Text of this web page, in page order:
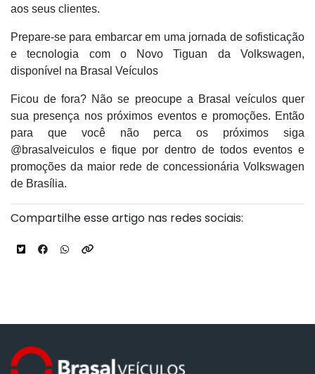
aos seus clientes.
Prepare-se para embarcar em uma jornada de sofisticação
e tecnologia com o Novo Tiguan da Volkswagen,
disponível na Brasal Veículos
Ficou de fora? Não se preocupe a Brasal veículos quer
sua presença nos próximos eventos e promoções. Então
para que você não perca os próximos siga
@brasalveiculos e fique por dentro de todos eventos e
promoções da maior rede de concessionária Volkswagen
de Brasília.
Compartilhe esse artigo nas redes sociais: